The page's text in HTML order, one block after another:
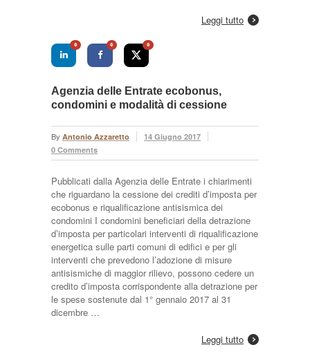
Leggi tutto
0 0 0
Agenzia delle Entrate ecobonus,
condomini e modalità di cessione
By Antonio Azzaretto
14 Giugno 2017
0 Comments
Pubblicati dalla Agenzia delle Entrate i chiarimenti
che riguardano la cessione dei crediti d’imposta per
ecobonus e riqualificazione antisismica dei
condomini I condomini beneficiari della detrazione
d’imposta per particolari interventi di riqualificazione
energetica sulle parti comuni di edifici e per gli
interventi che prevedono l’adozione di misure
antisismiche di maggior rilievo, possono cedere un
credito d’imposta corrispondente alla detrazione per
le spese sostenute dal 1° gennaio 2017 al 31
dicembre …
Leggi tutto